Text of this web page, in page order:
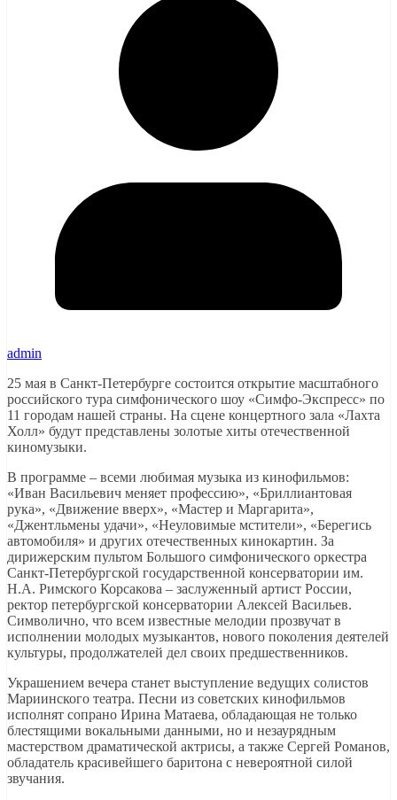
admin
25 мая в Санкт-Петербурге состоится открытие масштабного
российского тура симфонического шоу «Симфо-Экспресс» по
11 городам нашей страны. На сцене концертного зала «Лахта
Холл» будут представлены золотые хиты отечественной
киномузыки.
В программе – всеми любимая музыка из кинофильмов:
«Иван Васильевич меняет профессию», «Бриллиантовая
рука», «Движение вверх», «Мастер и Маргарита»,
«Джентльмены удачи», «Неуловимые мстители», «Берегись
автомобиля» и других отечественных кинокартин. За
дирижерским пультом Большого симфонического оркестра
Санкт-Петербургской государственной консерватории им.
Н.А. Римского Корсакова – заслуженный артист России,
ректор петербургской консерватории Алексей Васильев.
Символично, что всем известные мелодии прозвучат в
исполнении молодых музыкантов, нового поколения деятелей
культуры, продолжателей дел своих предшественников.
Украшением вечера станет выступление ведущих солистов
Мариинского театра. Песни из советских кинофильмов
исполнят сопрано Ирина Матаева, обладающая не только
блестящими вокальными данными, но и незаурядным
мастерством драматической актрисы, а также Сергей Романов,
обладатель красивейшего баритона с невероятной силой
звучания.